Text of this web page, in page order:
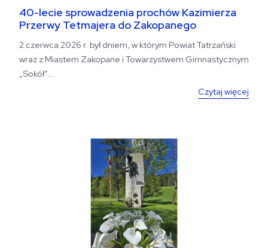
40-lecie sprowadzenia prochów Kazimierza
Przerwy Tetmajera do Zakopanego
2 czerwca 2026 r. był dniem, w którym Powiat Tatrzański
wraz z Miastem Zakopane i Towarzystwem Gimnastycznym
„Sokół”...
Czytaj więcej